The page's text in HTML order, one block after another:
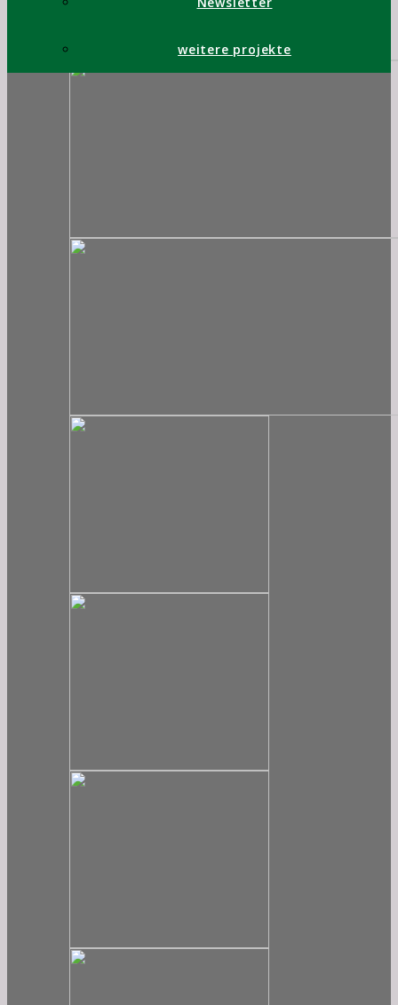
weitere projekte